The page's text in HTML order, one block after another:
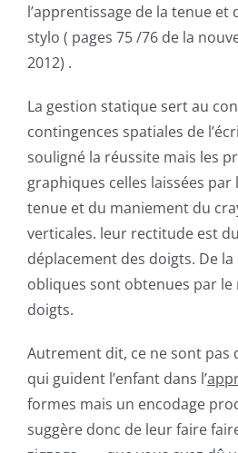
l’apprentissage de la tenue
stylo ( pages 75 /76 de la
2012) .
La gestion statique sert au
contingences spatiales de
souligné la réussite mais les
graphiques celles laissées par
tenue et du maniement du
verticales. leur rectitude est
déplacement des doigts. De
obliques sont obtenues par le
doigts.
Autrement dit, ce ne sont pas
qui guident l’enfant dans l’
formes mais un encodage
suggère donc de leur faire